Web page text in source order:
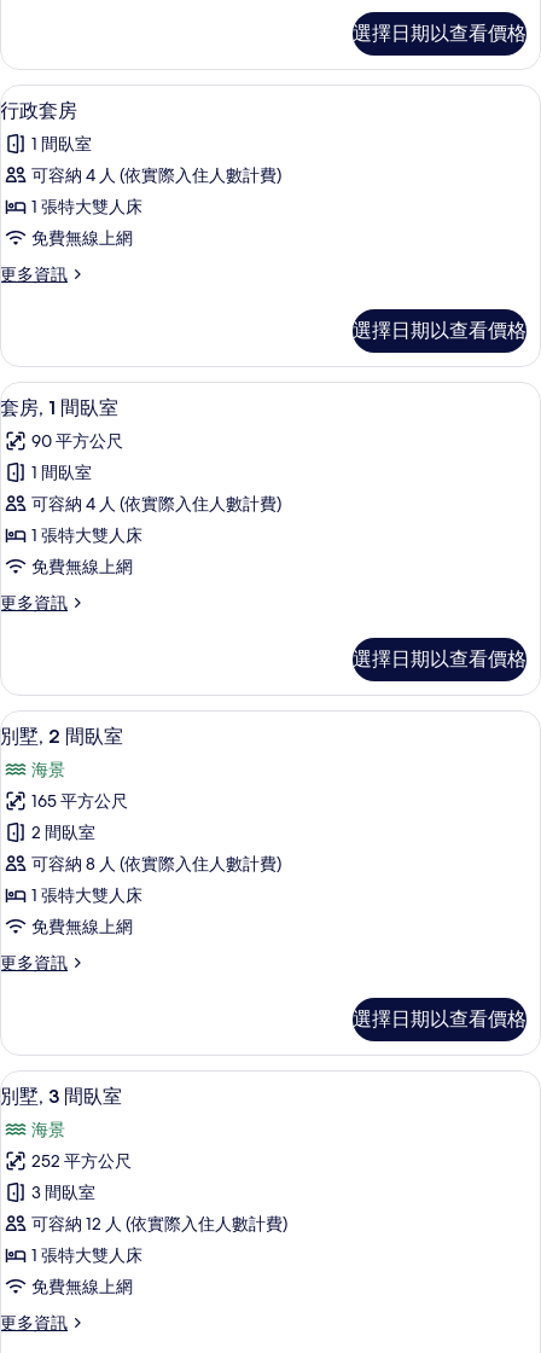
有
相
片
客
房,
海
景
的
詳
選擇日期以查看價格
顯
示
行
政
套
房
的
有
相
片
羽絨被、迷你吧、客房內保險箱、書桌
6
行政套房
1 間臥室
可容納 4 人 (依實際入住人數計費)
1 張特大雙人床
免費無線上網
更多資訊
更
套
房
的
情
選擇日期以查看價格
顯
示
套
房,
1
間
臥
室
所
有
相
片
羽絨被、迷你吧、客房內保險箱、書桌
7
套房, 1 間臥室
90 平方公尺
1 間臥室
可容納 4 人 (依實際入住人數計費)
1 張特大雙人床
免費無線上網
更多資訊
更
1
間
臥
室
的
詳
情
選擇日期以查看價格
顯
示
別
墅,
2
間
臥
室
的
有
相
片
別墅, 2 間臥室 | 羽絨被、迷你吧、客
13
別墅, 2 間臥室
海景
165 平方公尺
2 間臥室
可容納 8 人 (依實際入住人數計費)
1 張特大雙人床
免費無線上網
更多資訊
更
2
間
臥
室
的
詳
情
選擇日期以查看價格
顯
示
別
墅,
3
間
臥
室
的
別墅, 3 間臥室 | 羽絨被、迷你吧、客
23
別墅, 3 間臥室
海景
252 平方公尺
3 間臥室
可容納 12 人 (依實際入住人數計費)
1 張特大雙人床
免費無線上網
更多資訊
更